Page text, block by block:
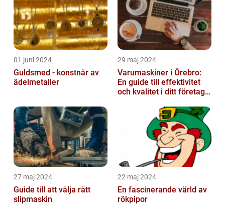
01 juni 2024
Guldsmed - konstnär av
ädelmetaller
29 maj 2024
Varumaskiner i Örebro:
En guide till effektivitet
och kvalitet i ditt företags
27 maj 2024
Guide till att välja rätt
slipmaskin
22 maj 2024
En fascinerande värld av
rökpipor